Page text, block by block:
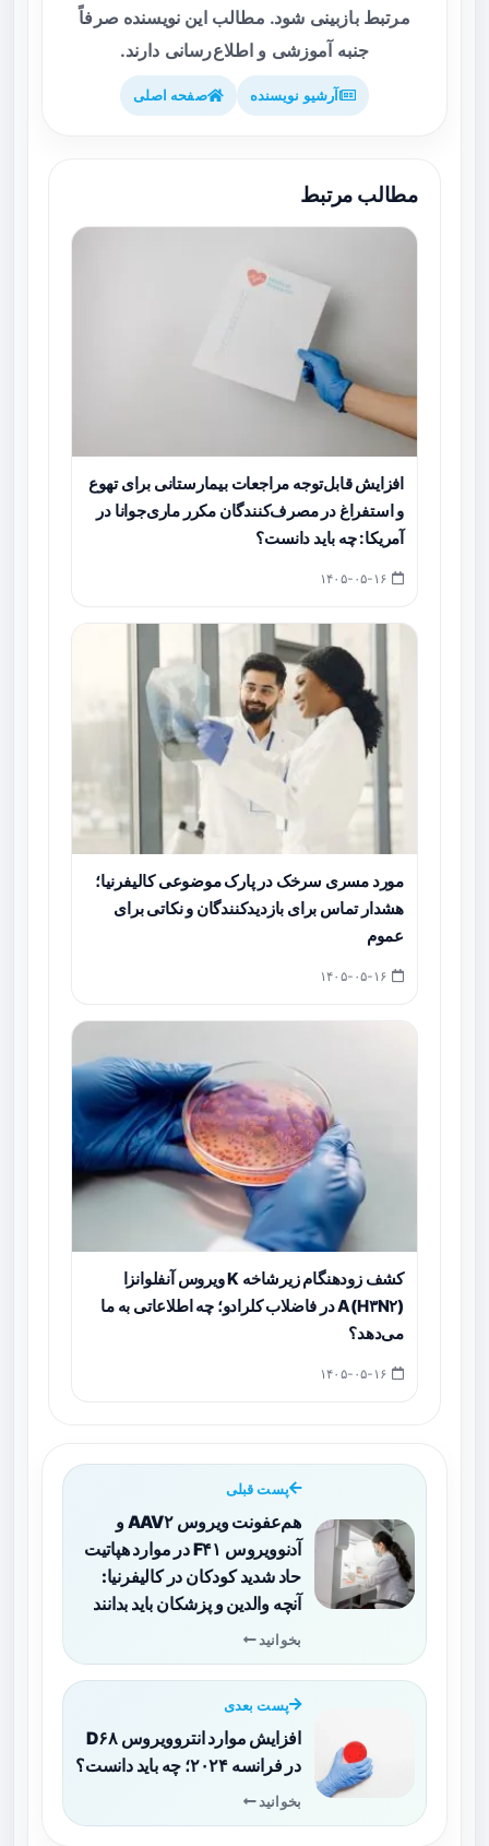
مرتبط بازبینی شود. مطالب این نویسنده صرفاً
جنبه آموزشی و اطلاع‌رسانی دارند.
آرشیو نویسنده صفحه اصلی
مطالب مرتبط
افزایش قابل‌توجه مراجعات بیمارستانی برای تهوع
و استفراغ در مصرف‌کنندگان مکرر ماری‌جوانا در
آمریکا: چه باید دانست؟
مورد مسری سرخک در پارک موضوعی کالیفرنیا؛
هشدار تماس برای بازدیدکنندگان و نکاتی برای
عموم
کشف زودهنگام زیرشاخه K ویروس آنفلوانزا
A(H۳N۲) در فاضلاب کلرادو؛ چه اطلاعاتی به ما
می‌دهد؟
پست قبلی
هم‌عفونت ویروس AAV۲ و
آدنوویروس F۴۱ در موارد هپاتیت
حاد شدید کودکان در کالیفرنیا:
آنچه والدین و پزشکان باید بدانند
بخوانید
پست بعدی
افزایش موارد انتروویروس D۶۸
در فرانسه ۲۰۲۴؛ چه باید دانست؟
بخوانید